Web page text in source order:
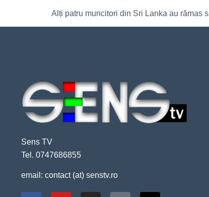
Alți patru muncitori din Sri Lanka au rămas
Sens TV
Tel. 0747686855
email: contact (at) senstv.ro